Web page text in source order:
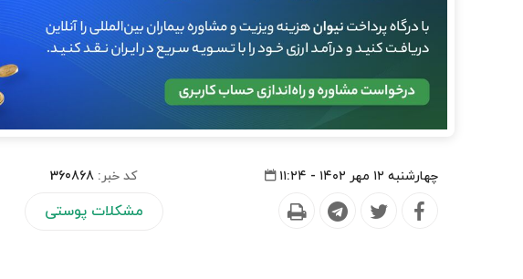
چهارشنبه ۱۲ مهر ۱۴۰۲ - ۱۱:۲۴ کد خبر: 360868
مشکلات پوستی